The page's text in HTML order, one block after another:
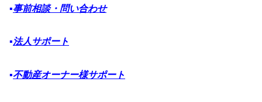
▪️事前相談・問い合わせ
▪️法人サポート
▪️不動産オーナー様サポート